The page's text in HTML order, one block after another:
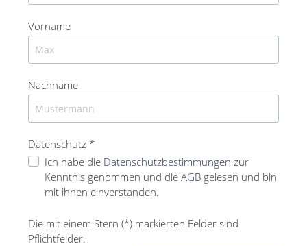
Vorname
Nachname
Datenschutz *
Ich habe die Datenschutzbestimmungen zur
Kenntnis genommen und die AGB gelesen und bin
mit ihnen einverstanden.
Die mit einem Stern (*) markierten Felder sind
Pflichtfelder.